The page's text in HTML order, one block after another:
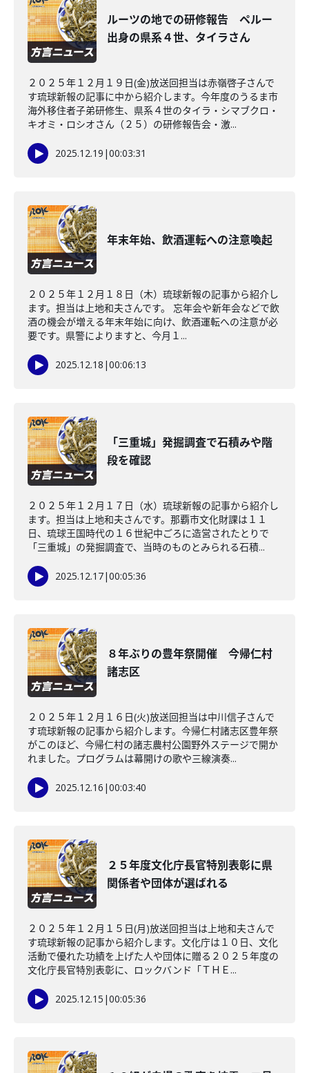
ルーツの地での研修報告 ペルー
出身の県系４世、タイラさん
２０２５年１２月１９日(金)放送回担当は赤嶺啓子さんで
す琉球新報の記事に中から紹介します。今年度のうるま市
海外移住者子弟研修生、県系４世のタイラ・シマブクロ・
キオミ・ロシオさん（２５）の研修報告会・激...
2025.12.19 |00:03:31
年末年始、飲酒運転への注意喚起
２０２５年１２月１８日（木）琉球新報の記事から紹介し
ます。担当は上地和夫さんです。 忘年会や新年会などで飲
酒の機会が増える年末年始に向け、飲酒運転への注意が必
要です。県警によりますと、今月１...
2025.12.18 |00:06:13
「三重城」発掘調査で石積みや階
段を確認
２０２５年１２月１７日（水）琉球新報の記事から紹介し
ます。担当は上地和夫さんです。那覇市文化財課は１１
日、琉球王国時代の１６世紀中ごろに造営されたとりで
「三重城」の発掘調査で、当時のものとみられる石積...
2025.12.17|00:05:36
８年ぶりの豊年祭開催 今帰仁村
諸志区
２０２５年１２月１６日(火)放送回担当は中川信子さんで
す琉球新報の記事から紹介します。今帰仁村諸志区豊年祭
がこのほど、今帰仁村の諸志農村公園野外ステージで開か
れました。プログラムは幕開けの歌や三線演奏...
2025.12.16 |00:03:40
２５年度文化庁長官特別表彰に県
関係者や団体が選ばれる
２０２５年１２月１５日(月)放送回担当は上地和夫さんで
す琉球新報の記事から紹介します。文化庁は１０日、文化
活動で優れた功績を上げた人や団体に贈る２０２５年度の
文化庁長官特別表彰に、ロックバンド「ＴＨＥ...
2025.12.15 |00:05:36